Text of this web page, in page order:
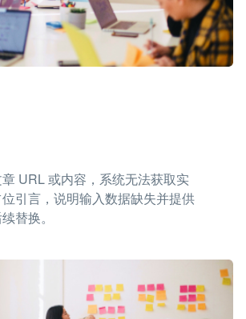
URL 或内容，系统无法获取实
引言，说明输入数据缺失并提供
替换。